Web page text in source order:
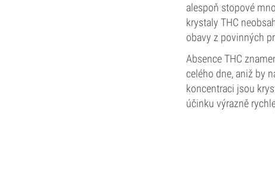
alespoň stopové
krystaly THC
obavy z povinných
Absence THC
celého dne, aniž by
koncentraci jsou
účinku výrazně